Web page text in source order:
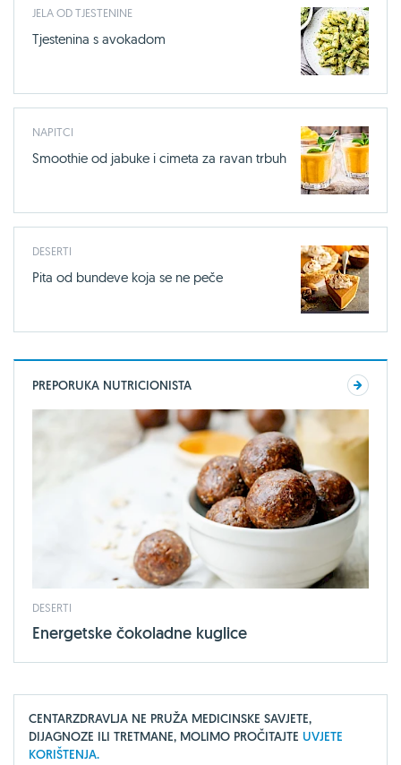
JELA OD TJESTENINE
Tjestenina s avokadom
NAPITCI
Smoothie od jabuke i cimeta za ravan trbuh
DESERTI
Pita od bundeve koja se ne peče
PREPORUKA NUTRICIONISTA
DESERTI
Energetske čokoladne kuglice
CENTARZDRAVLJA NE PRUŽA MEDICINSKE SAVJETE,
DIJAGNOZE ILI TRETMANE, MOLIMO PROČITAJTE UVJETE
KORIŠTENJA.